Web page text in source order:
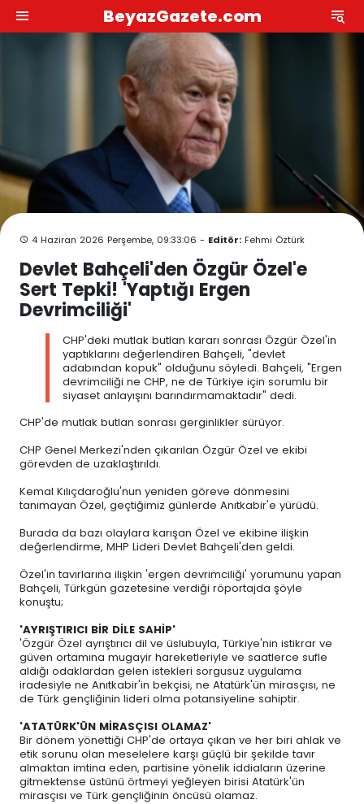
BeyazGazete.com
4 Haziran 2026 Perşembe, 09:33:06 - Editör: Fehmi Öztürk
Devlet Bahçeli'den Özgür Özel'e
Sert Tepki! 'Yaptığı Ergen
Devrimciliği'
CHP'deki mutlak butlan kararı sonrası Özgür Özel'in
yaptıklarını değerlendiren Bahçeli, "devlet
adabından kopuk" olduğunu söyledi. Bahçeli, "Ergen
devrimciliği ne CHP, ne de Türkiye için sorumlu bir
siyaset anlayışını barındırmamaktadır" dedi.
CHP'de mutlak butlan sonrası gerginlikler sürüyor.
CHP Genel Merkezi'nden çıkarılan Özgür Özel ve ekibi
görevden de uzaklaştırıldı.
Kemal Kılıçdaroğlu'nun yeniden göreve dönmesini
tanımayan Özel, geçtiğimiz günlerde Anıtkabir'e yürüdü.
Burada da bazı olaylara karışan Özel ve ekibine ilişkin
değerlendirme, MHP Lideri Devlet Bahçeli'den geldi.
Özel'in tavırlarına ilişkin 'ergen devrimciliği' yorumunu yapan
Bahçeli, Türkgün gazetesine verdiği röportajda şöyle
konuştu;
'AYRIŞTIRICI BİR DİLE SAHİP'
'Özgür Özel ayrıştırıcı dil ve üslubuyla, Türkiye'nin istikrar ve
güven ortamına mugayir hareketleriyle ve saatlerce sufle
aldığı odaklardan gelen istekleri sorgusuz uygulama
iradesiyle ne Anıtkabir'in bekçisi, ne Atatürk'ün mirasçısı, ne
de Türk gençliğinin lideri olma potansiyeline sahiptir.
'ATATÜRK'ÜN MİRASÇISI OLAMAZ'
Bir dönem yönettiği CHP'de ortaya çıkan ve her biri ahlak ve
etik sorunu olan meselelere karşı güçlü bir şekilde tavır
almaktan imtina eden, partisine yönelik iddiaların üzerine
gitmektense üstünü örtmeyi yeğleyen birisi Atatürk'ün
mirasçısı ve Türk gençliğinin öncüsü olamaz.